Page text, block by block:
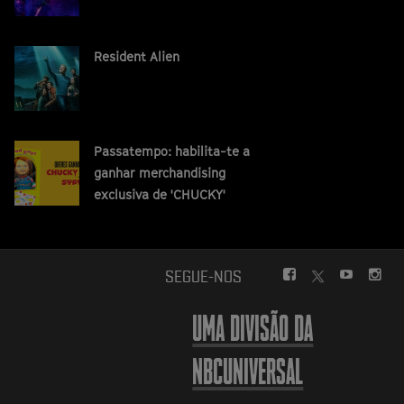
Resident Alien
Passatempo: habilita-te a
ganhar merchandising
exclusiva de 'CHUCKY'
SEGUE-NOS
FACEBOOK
YOUTUBE
UMA DIVISÃO DA
NBCUNIVERSAL